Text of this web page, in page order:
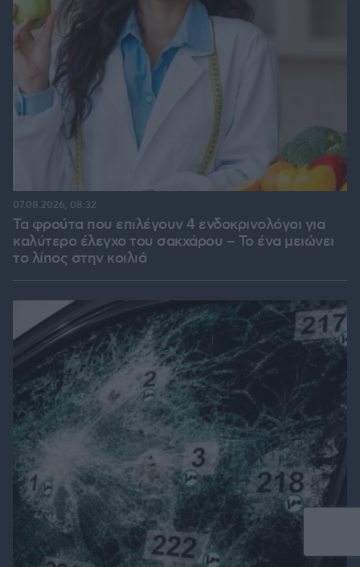
Τα φρούτα που επιλέγουν 4 ενδοκρινολόγοι για
καλύτερο έλεγχο του σακχάρου – Το ένα μειώνει
το λίπος στην κοιλιά
07.08.2026, 08:32